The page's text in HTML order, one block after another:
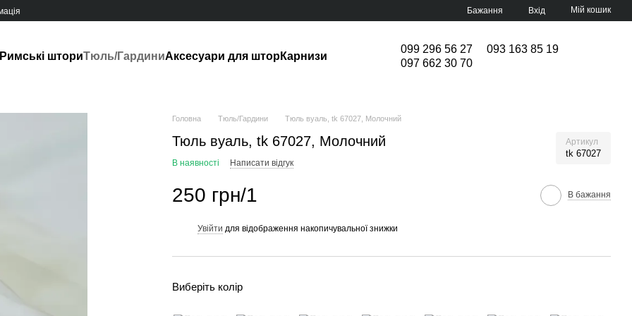
Бажання Вхід Мій кошик
Римські шториТюль/ГардиниАксесуари для шторКарнизи
099 296 56 27
093 163 85 19
097 662 30 70
Головна Тюль/Гардини Тюль вуаль, tk 67027, Молочний
Тюль вуаль, tk 67027, Молочний Артикул
tk 67027
В наявності Написати відгук
250 грн/1 В бажання
Увійти для відображення накопичувальної знижки
Виберіть колір